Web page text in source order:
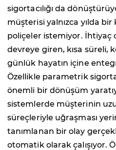
sigortacılığı da
müşterisi yalnızca yılda bir
poliçeler istemiyor. İhtiyaç
devreye giren, kısa süreli,
günlük hayatın içine
Özellikle parametrik
önemli bir dönüşüm
sistemlerde müşterinin
süreçleriyle uğraşması
tanımlanan bir olay
otomatik olarak çalışıyor.